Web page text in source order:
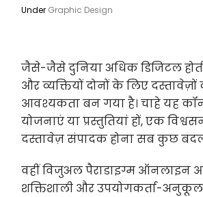
Under Graphic Design
जैसे-जैसे दुनिया अधिक डिजिटल
और व्यक्तियों दोनों के लिए
आवश्यकता बन गया है। चाहे यह
योजनाएं या प्रस्तुतियां हों, एक
दस्तावेज़ संपादक होना सब कुछ
वहीं विजुअल पैराडाइग्म ऑनलाइन
शक्तिशाली और उपयोगकर्ता-